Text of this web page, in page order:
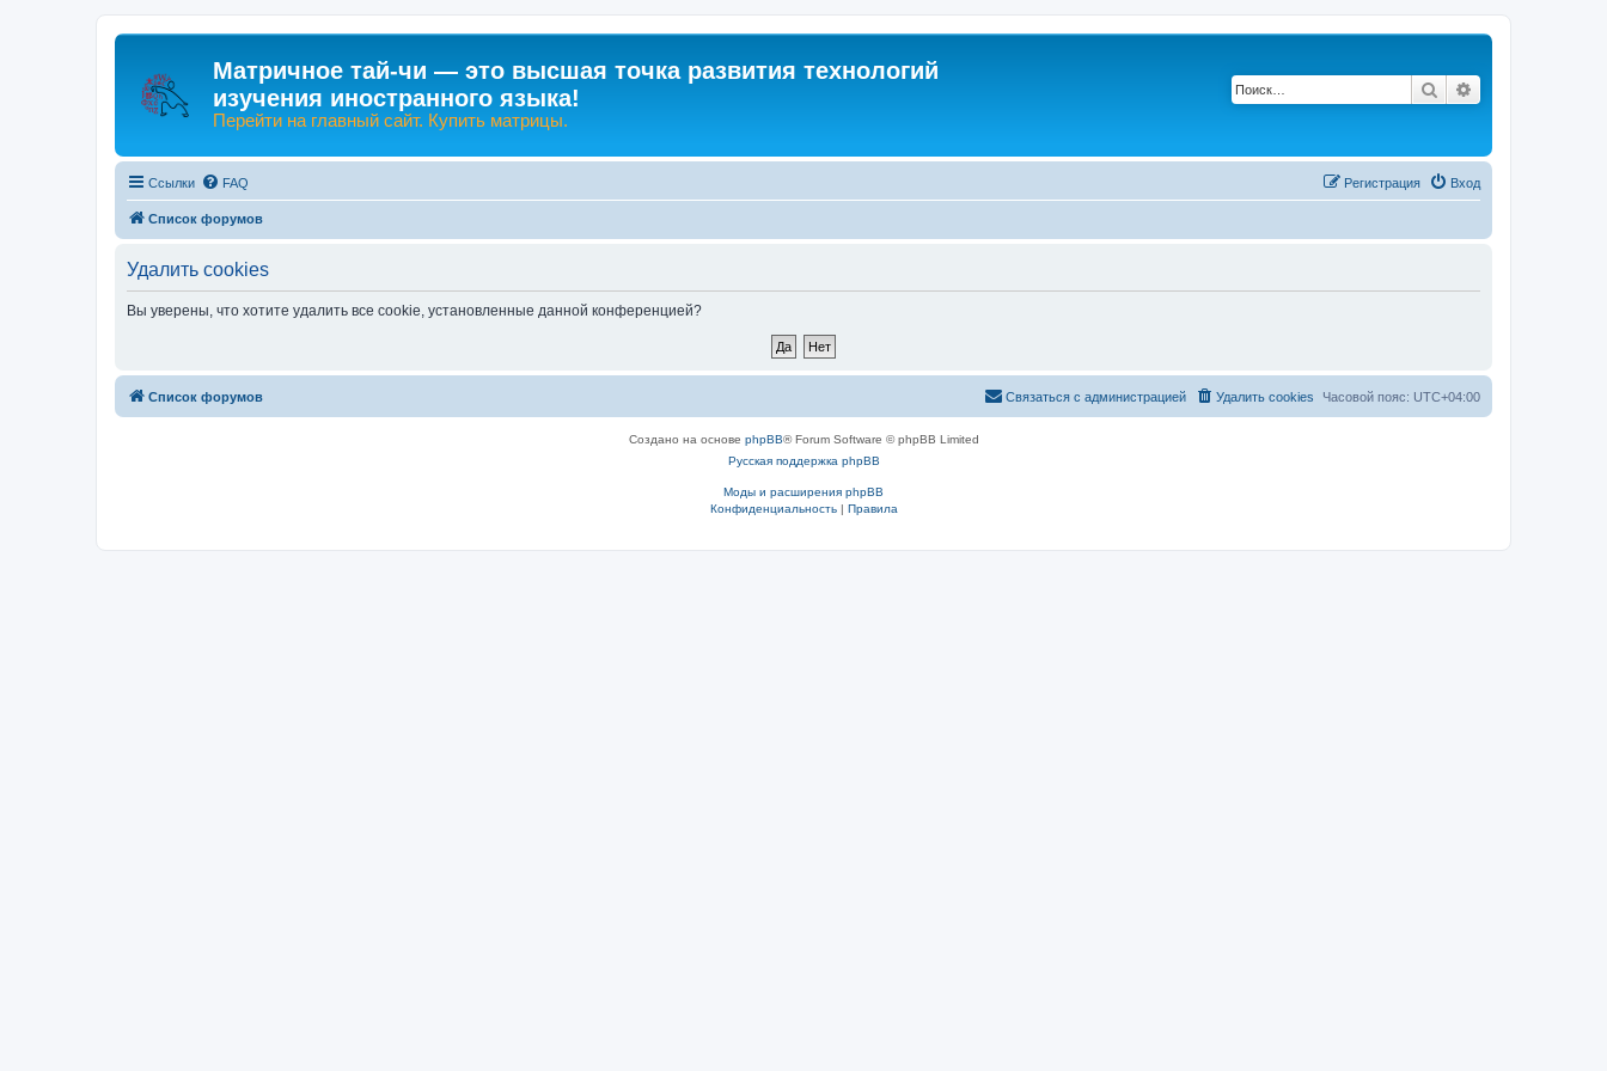
Матричное тай-чи — это высшая точка развития технологий
изучения иностранного языка!
Перейти на главный сайт. Купить матрицы.
Поиск
Ссылки FAQ Вход
Регистрация
Список форумов
Удалить cookies
Вы уверены, что хотите удалить все cookie, установленные данной конференцией?
Список форумов Часовой пояс: UTC+04:00
Удалить cookies
Связаться с администрацией
Создано на основе phpBB® Forum Software © phpBB Limited
Русская поддержка phpBB
Моды и расширения phpBB
Конфиденциальность| Правила